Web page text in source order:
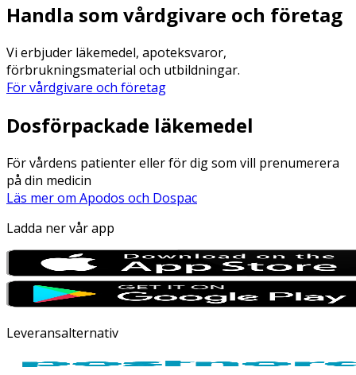
Handla som vårdgivare och företag
Vi erbjuder läkemedel, apoteksvaror,
förbrukningsmaterial och utbildningar.
För vårdgivare och företag
Dosförpackade läkemedel
För vårdens patienter eller för dig som vill prenumerera
på din medicin
Läs mer om Apodos och Dospac
Ladda ner vår app
Leveransalternativ